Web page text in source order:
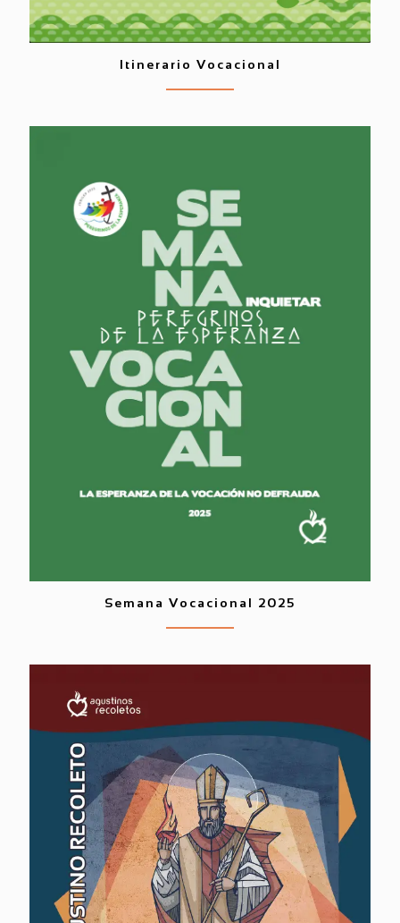
Itinerario Vocacional
Semana Vocacional 2025